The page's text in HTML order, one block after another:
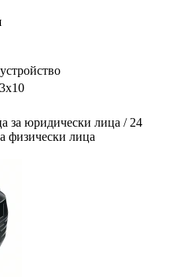
за юридически лица / 24
физически лица